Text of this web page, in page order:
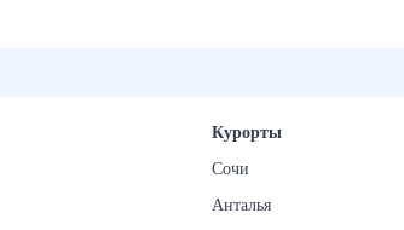
Курорты
Сочи
Анталья